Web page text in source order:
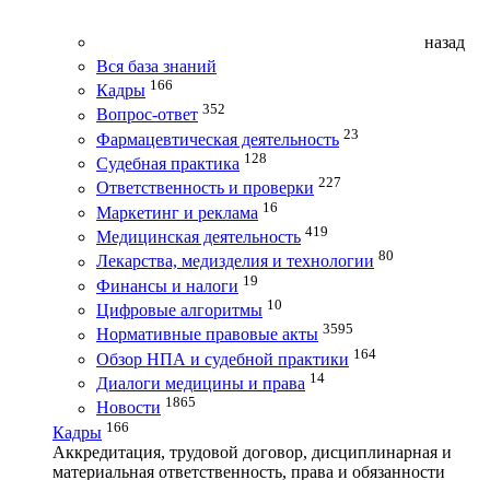
назад
Вся база знаний
Кадры 166
Вопрос-ответ 352
Фармацевтическая деятельность 23
Судебная практика 128
Ответственность и проверки 227
Маркетинг и реклама 16
Медицинская деятельность 419
Лекарства, медизделия и технологии 80
Финансы и налоги 19
Цифровые алгоритмы 10
Нормативные правовые акты 3595
Обзор НПА и судебной практики 164
Диалоги медицины и права 14
Новости 1865
Кадры 166
Аккредитация, трудовой договор, дисциплинарная и
материальная ответственность, права и обязанности